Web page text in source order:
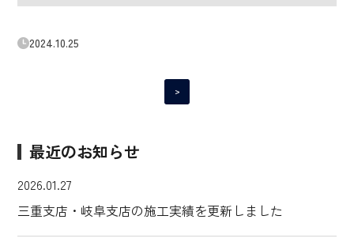
2024.10.25
>
最近のお知らせ
2026.01.27
三重支店・岐阜支店の施工実績を更新しました